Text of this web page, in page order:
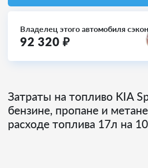
Владелец этого автомобиля
92 320 ₽
Затраты на топливо KIA
бензине, пропане и
расходе топлива 17л на